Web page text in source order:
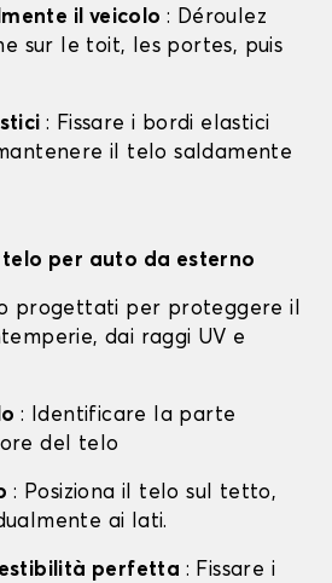
il veicolo : Déroulez
sur le toit, les portes, puis
: Fissare i bordi elastici
il telo saldamente
per auto da esterno
progettati per proteggere il
dai raggi UV e
: Identificare la parte
del telo
: Posiziona il telo sul tetto,
ai lati.
perfetta : Fissare i